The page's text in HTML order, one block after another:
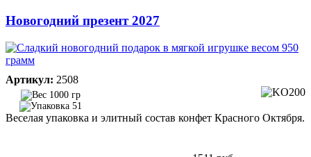
Новогодний презент 2027
Артикул: 2508
1000 гр
51
Веселая упаковка и элитный состав конфет Красного Октября.